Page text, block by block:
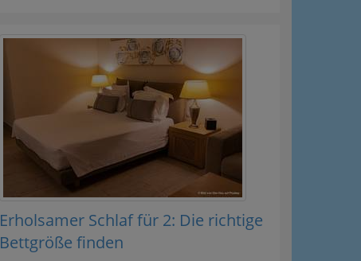
Erholsamer Schlaf für 2: Die richtige
Bettgröße finden